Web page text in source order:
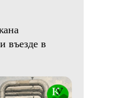
въезде в